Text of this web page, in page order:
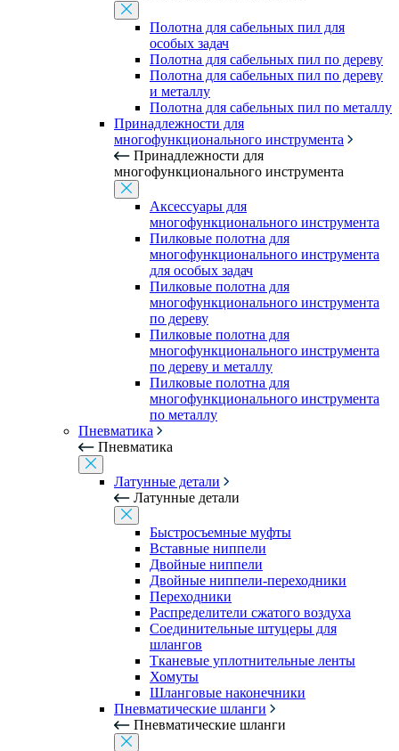
Полотна для сабельных пил для
особых задач
Полотна для сабельных пил по дереву
Полотна для сабельных пил по дереву
и металлу
Полотна для сабельных пил по металлу
Принадлежности для
многофункционального инструмента
Принадлежности для
многофункционального инструмента
Аксессуары для
многофункционального инструмента
Пилковые полотна для
многофункционального инструмента
для особых задач
Пилковые полотна для
многофункционального инструмента
по дереву
Пилковые полотна для
многофункционального инструмента
по дереву и металлу
Пилковые полотна для
многофункционального инструмента
по металлу
Пневматика
Пневматика
Латунные детали
Латунные детали
Быстросъемные муфты
Вставные ниппели
Двойные ниппели
Двойные ниппели-переходники
Переходники
Распределители сжатого воздуха
Соединительные штуцеры для
шлангов
Тканевые уплотнительные ленты
Хомуты
Шланговые наконечники
Пневматические шланги
Пневматические шланги